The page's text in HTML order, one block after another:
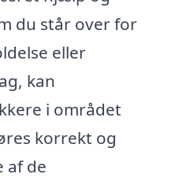
du står over for
eller
kan
i området
korrekt og
af de